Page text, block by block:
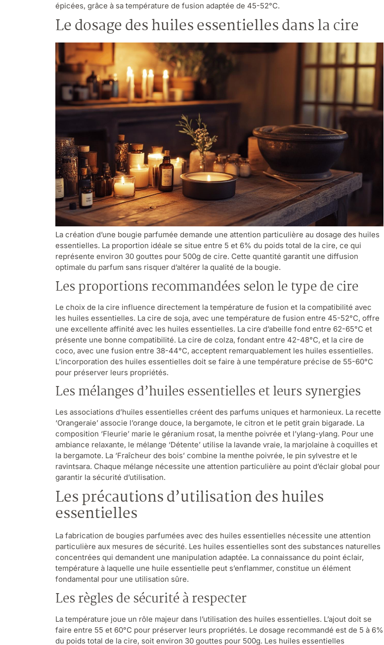
épicées, grâce à sa température de fusion adaptée de 45-52°C.
Le dosage des huiles essentielles dans la cire
La création d’une bougie parfumée demande une attention particulière au dosage des huiles
essentielles. La proportion idéale se situe entre 5 et 6% du poids total de la cire, ce qui
représente environ 30 gouttes pour 500g de cire. Cette quantité garantit une diffusion
optimale du parfum sans risquer d’altérer la qualité de la bougie.
Les proportions recommandées selon le type de cire
Le choix de la cire influence directement la température de fusion et la compatibilité avec
les huiles essentielles. La cire de soja, avec une température de fusion entre 45-52°C, offre
une excellente affinité avec les huiles essentielles. La cire d’abeille fond entre 62-65°C et
présente une bonne compatibilité. La cire de colza, fondant entre 42-48°C, et la cire de
coco, avec une fusion entre 38-44°C, acceptent remarquablement les huiles essentielles.
L’incorporation des huiles essentielles doit se faire à une température précise de 55-60°C
pour préserver leurs propriétés.
Les mélanges d’huiles essentielles et leurs synergies
Les associations d’huiles essentielles créent des parfums uniques et harmonieux. La recette
‘Orangeraie’ associe l’orange douce, la bergamote, le citron et le petit grain bigarade. La
composition ‘Fleurie’ marie le géranium rosat, la menthe poivrée et l’ylang-ylang. Pour une
ambiance relaxante, le mélange ‘Détente’ utilise la lavande vraie, la marjolaine à coquilles et
la bergamote. La ‘Fraîcheur des bois’ combine la menthe poivrée, le pin sylvestre et le
ravintsara. Chaque mélange nécessite une attention particulière au point d’éclair global pour
garantir la sécurité d’utilisation.
Les précautions d’utilisation des huiles
essentielles
La fabrication de bougies parfumées avec des huiles essentielles nécessite une attention
particulière aux mesures de sécurité. Les huiles essentielles sont des substances naturelles
concentrées qui demandent une manipulation adaptée. La connaissance du point éclair,
température à laquelle une huile essentielle peut s’enflammer, constitue un élément
fondamental pour une utilisation sûre.
Les règles de sécurité à respecter
La température joue un rôle majeur dans l’utilisation des huiles essentielles. L’ajout doit se
faire entre 55 et 60°C pour préserver leurs propriétés. Le dosage recommandé est de 5 à 6%
du poids total de la cire, soit environ 30 gouttes pour 500g. Les huiles essentielles